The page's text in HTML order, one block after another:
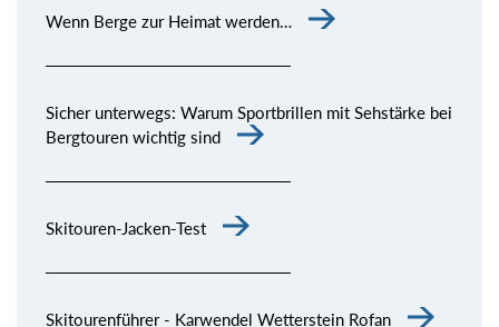
Wenn Berge zur Heimat werden…
Sicher unterwegs: Warum Sportbrillen mit Sehstärke bei
Bergtouren wichtig sind
Skitouren-Jacken-Test
Skitourenführer - Karwendel Wetterstein Rofan